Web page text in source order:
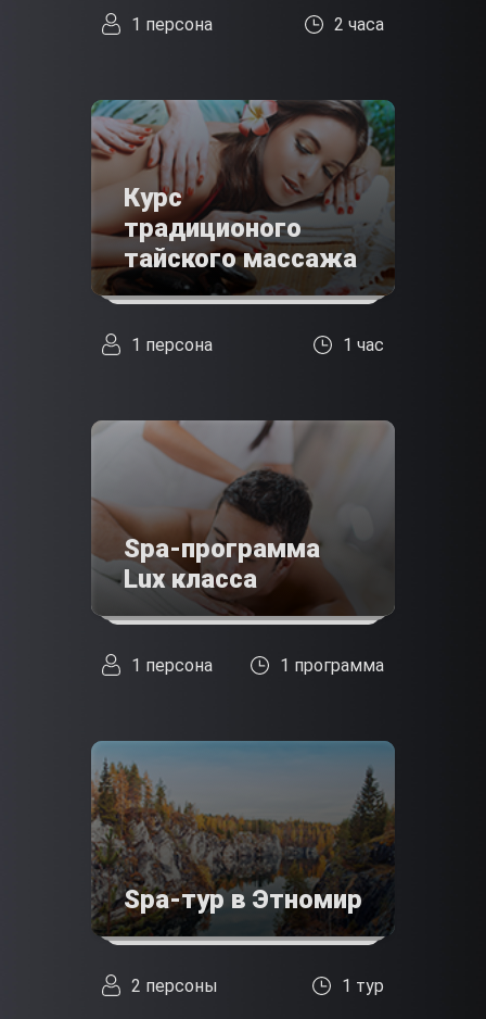
1 персона 2 часа
Курс
традиционого
тайского массажа
1 персона 1 час
Spa-программа
Lux класса
1 персона 1 программа
Spa-тур в Этномир
2 персоны 1 тур